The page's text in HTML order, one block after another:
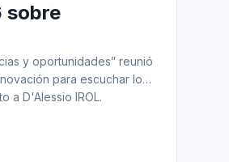
sobre
y oportunidades” reunió
para escuchar los
a D'Alessio IROL.